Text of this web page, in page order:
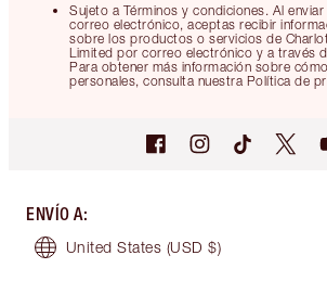
Sujeto a Términos y condiciones. Al
correo electrónico, aceptas recibir
sobre los productos o servicios de
Limited por correo electrónico y a través
Para obtener más información sobre
personales, consulta nuestra Política de
ENVÍO A:
United States (USD $)